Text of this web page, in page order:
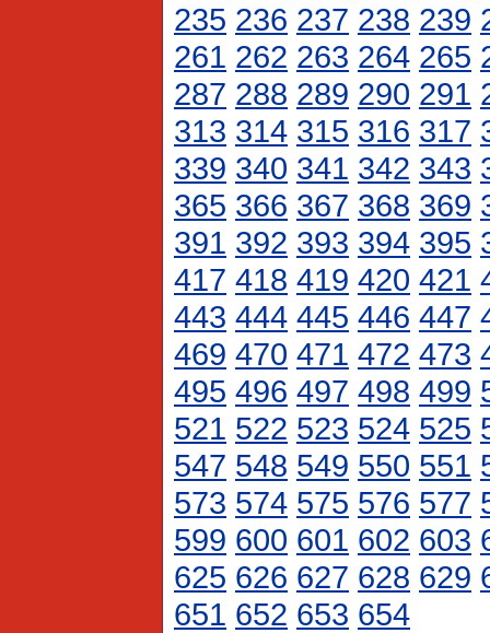
235 236 237 238 239
261 262 263 264 265
287 288 289 290 291
313 314 315 316 317
339 340 341 342 343
365 366 367 368 369
391 392 393 394 395
417 418 419 420 421
443 444 445 446 447
469 470 471 472 473
495 496 497 498 499
521 522 523 524 525
547 548 549 550 551
573 574 575 576 577
599 600 601 602 603
625 626 627 628 629
651 652 653 654